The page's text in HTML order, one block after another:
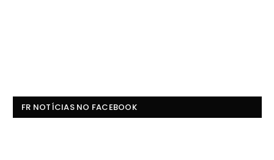
FR NOTÍCIAS NO FACEBOOK